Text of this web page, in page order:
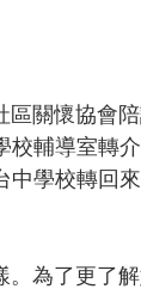
關懷協會陪
輔導室轉
學校轉回
了更了解